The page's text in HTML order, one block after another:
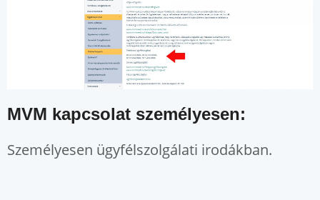
MVM kapcsolat személyesen:
Személyesen ügyfélszolgálati irodákban.